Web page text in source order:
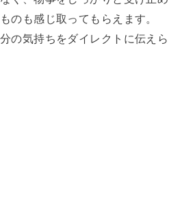
のも感じ取ってもらえます。
の気持ちをダイレクトに伝えら